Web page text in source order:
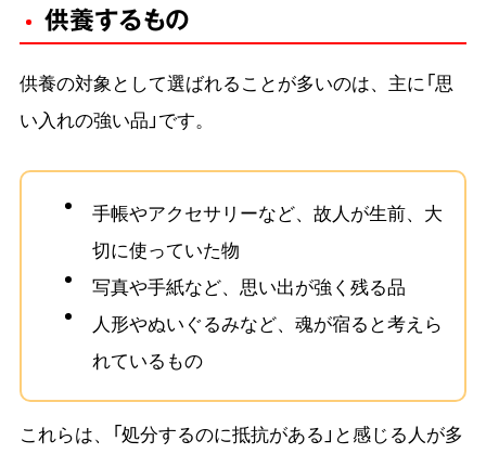
供養するもの
供養の対象として選ばれることが多いのは、主に「思
い入れの強い品」です。
手帳やアクセサリーなど、故人が生前、大
切に使っていた物
写真や手紙など、思い出が強く残る品
人形やぬいぐるみなど、魂が宿ると考えら
れているもの
これらは、「処分するのに抵抗がある」と感じる人が多